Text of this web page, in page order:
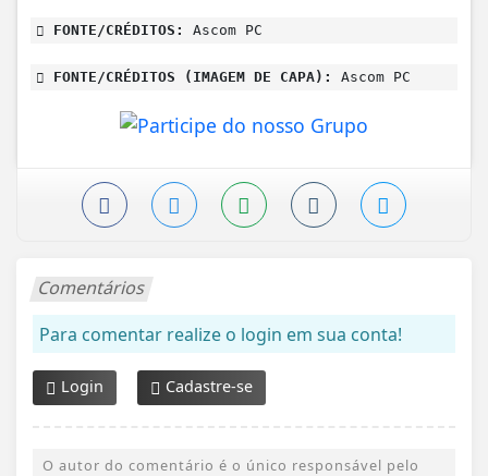
FONTE/CRÉDITOS: Ascom PC
FONTE/CRÉDITOS (IMAGEM DE CAPA): Ascom PC
Comentários
Para comentar realize o login em sua conta!
Login Cadastre-se
O autor do comentário é o único responsável pelo